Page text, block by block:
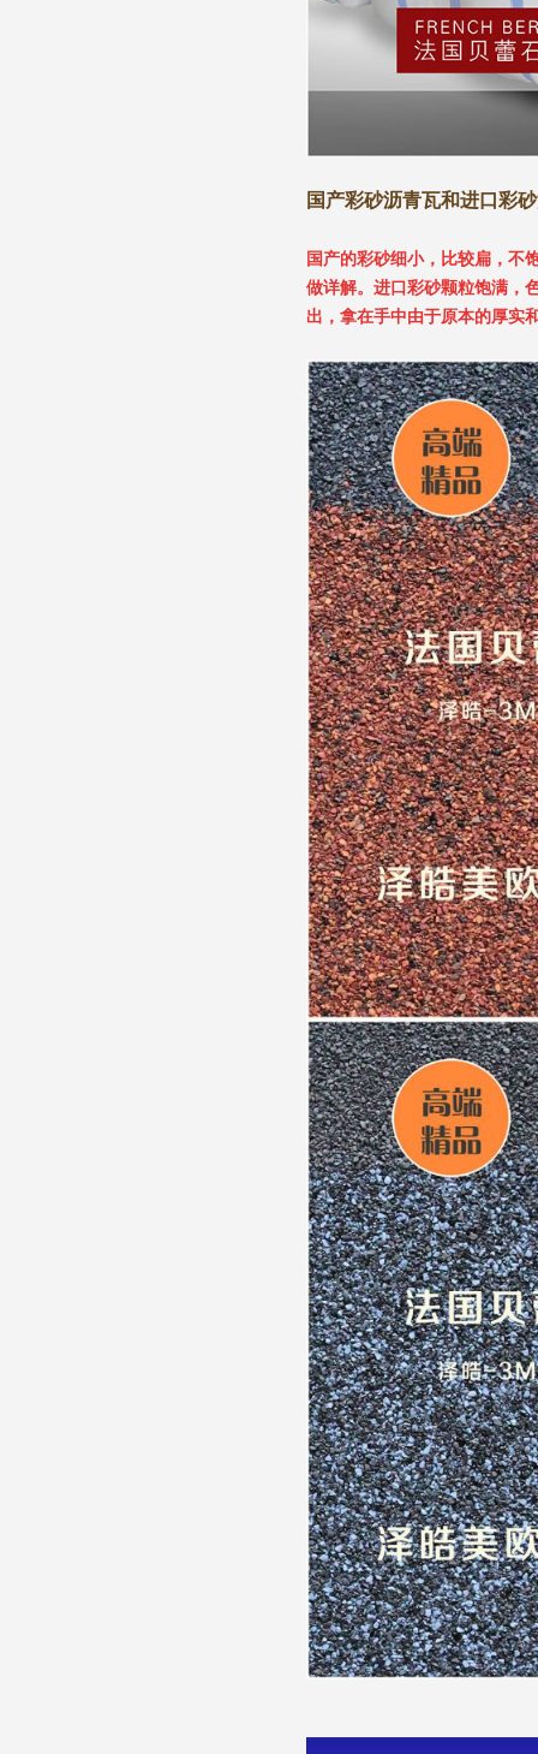
国产彩砂沥青瓦和进口彩
国产的彩砂细小，比较扁，不
做详解。进口彩砂颗粒饱满，
出，拿在手中由于原本的厚实